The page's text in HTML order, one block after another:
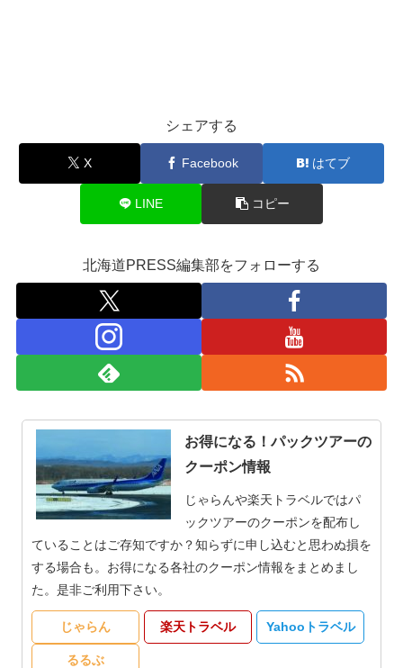
シェアする
X Facebook はてブ
LINE コピー
北海道PRESS編集部をフォローする
お得になる！パックツアーの
クーポン情報
じゃらんや楽天トラベルではパ
ックツアーのクーポンを配布し
ていることはご存知ですか？知らずに申し込むと思わぬ損を
する場合も。お得になる各社のクーポン情報をまとめまし
た。是非ご利用下さい。
じゃらん 楽天トラベル Yahooトラベル
るるぶ